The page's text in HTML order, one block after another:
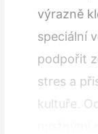
výrazně
speciální
podpořit
stres a
kultuře.